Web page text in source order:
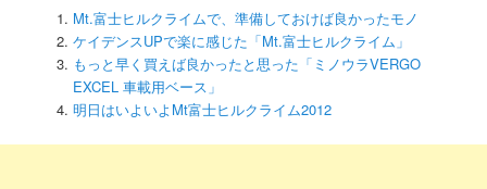
Mt.富士ヒルクライムで、準備しておけば良かったモノ
ケイデンスUPで楽に感じた「Mt.富士ヒルクライム」
もっと早く買えば良かったと思った「ミノウラVERGO
EXCEL 車載用ベース」
明日はいよいよMt富士ヒルクライム2012